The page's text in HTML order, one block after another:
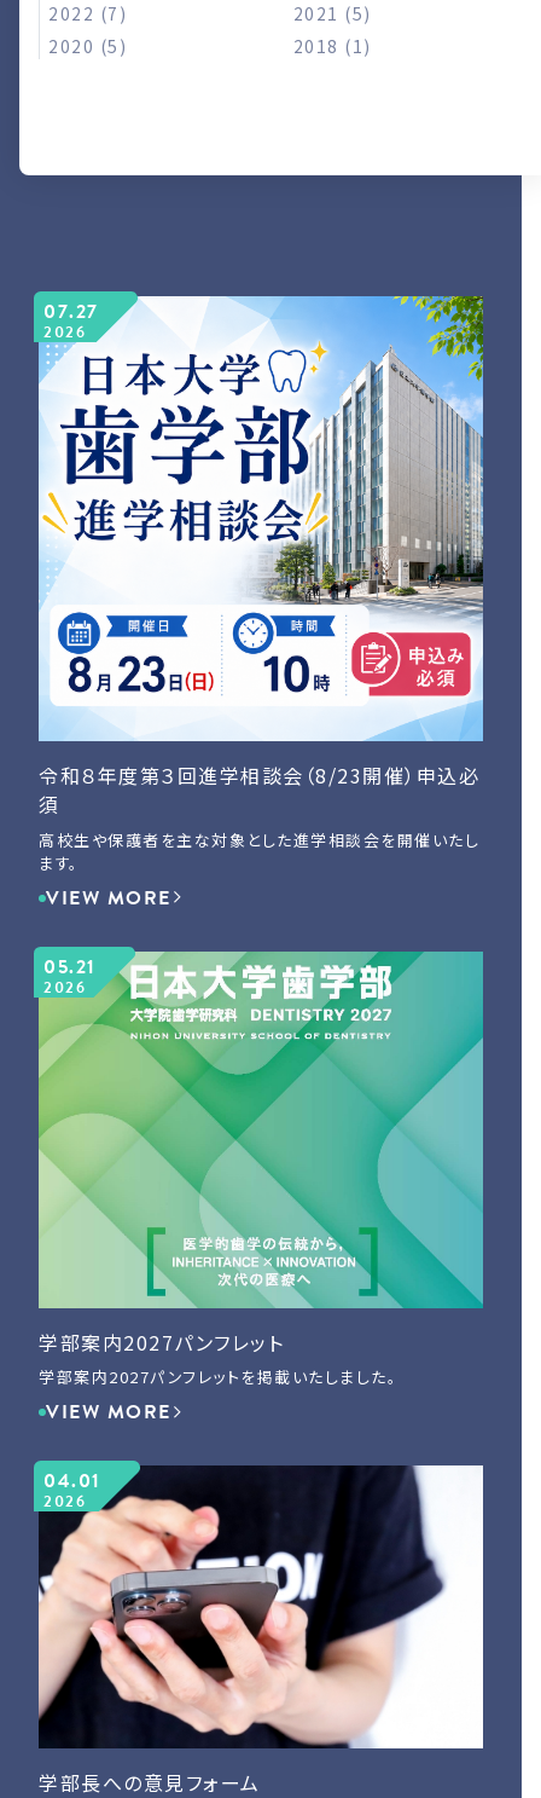
2022 (7)
2021 (5)
2020 (5)
2018 (1)
令和８年度第３回進学相談会（8/23開催）申込必
須
07.27
2026
高校生や保護者を主な対象とした進学相談会を開催いたし
ます。
VIEW MORE
学部案内2027パンフレット
05.21
2026
学部案内2027パンフレットを掲載いたしました。
VIEW MORE
学部長への意見フォーム
04.01
2026